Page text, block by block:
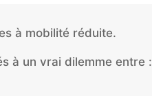
à mobilité réduite.
à un vrai dilemme entre :